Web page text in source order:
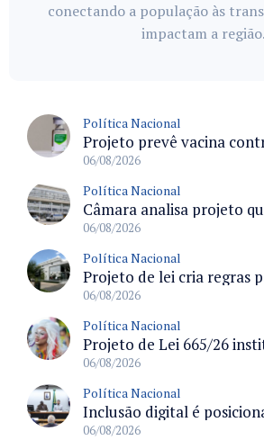
conectando a população às
impactam a região.
Política Nacional
06/08/2026
Política Nacional
06/08/2026
Política Nacional
06/08/2026
Política Nacional
06/08/2026
Política Nacional
06/08/2026